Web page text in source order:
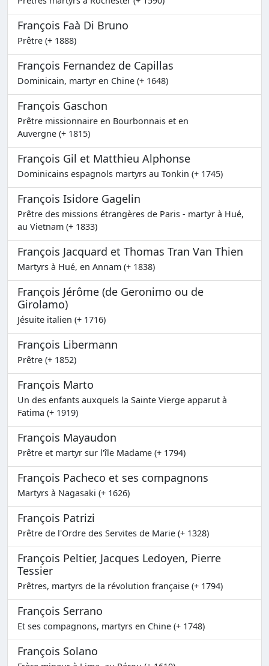
François Faà Di Bruno
Prêtre (+ 1888)
François Fernandez de Capillas
Dominicain, martyr en Chine (+ 1648)
François Gaschon
Prêtre missionnaire en Bourbonnais et en
Auvergne (+ 1815)
François Gil et Matthieu Alphonse
Dominicains espagnols martyrs au Tonkin (+ 1745)
François Isidore Gagelin
Prêtre des missions étrangères de Paris - martyr à Hué,
au Vietnam (+ 1833)
François Jacquard et Thomas Tran Van Thien
Martyrs à Hué, en Annam (+ 1838)
François Jérôme (de Geronimo ou de
Girolamo)
Jésuite italien (+ 1716)
François Libermann
Prêtre (+ 1852)
François Marto
Un des enfants auxquels la Sainte Vierge apparut à
Fatima (+ 1919)
François Mayaudon
Prêtre et martyr sur l'île Madame (+ 1794)
François Pacheco et ses compagnons
Martyrs à Nagasaki (+ 1626)
François Patrizi
Prêtre de l'Ordre des Servites de Marie (+ 1328)
François Peltier, Jacques Ledoyen, Pierre
Tessier
Prêtres, martyrs de la révolution française (+ 1794)
François Serrano
Et ses compagnons, martyrs en Chine (+ 1748)
François Solano